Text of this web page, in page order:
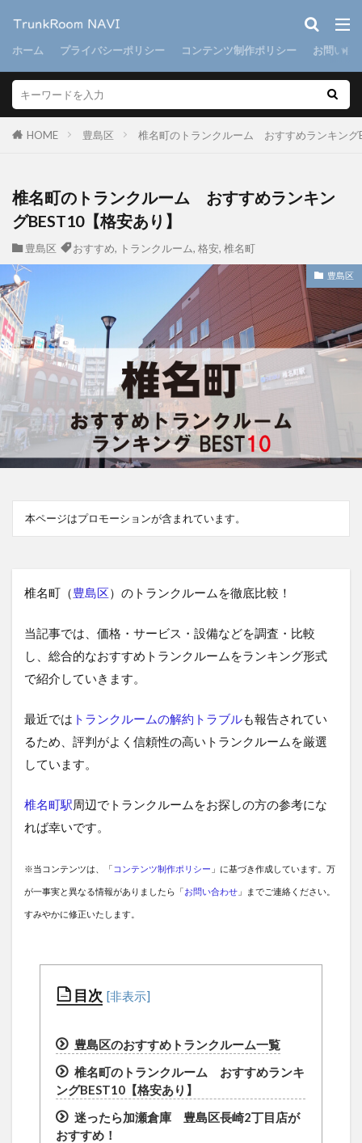
ホーム プライバシーポリシー コンテンツ制作ポリシー お問い合
HOME 豊島区 椎名町のトランクルーム おすすめランキング
椎名町のトランクルーム おすすめランキン
グBEST10【格安あり】
豊島区 おすすめ, トランクルーム, 格安, 椎名町
豊島区
本ページはプロモーションが含まれています。
椎名町（豊島区）のトランクルームを徹底比較！
当記事では、価格・サービス・設備などを調査・比較
し、総合的なおすすめトランクルームをランキング形式
で紹介していきます。
最近では トランクルームの解約トラブルも報告されてい
るため、評判がよく信頼性の高いトランクルームを厳選
しています。
椎名町駅周辺でトランクルームをお探しの方の参考にな
れば幸いです。
※当コンテンツは、「 コンテンツ制作ポリシー 」に基づき作成しています。万
が一事実と異なる情報がありましたら「お問い合わせ 」までご連絡ください。
すみやかに修正いたします。
目次
豊島区のおすすめトランクルーム一覧
椎名町のトランクルーム おすすめランキ
ングBEST10【格安あり】
迷ったら加瀬倉庫 豊島区長崎2丁目店が
おすすめ！